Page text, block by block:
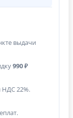
выдачи
990 ₽
НДС 22%.